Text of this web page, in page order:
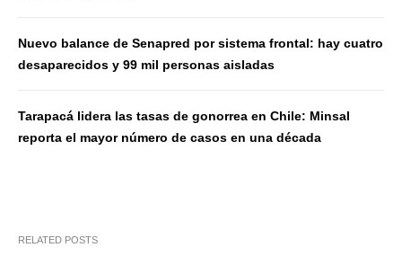
Nuevo balance de Senapred por sistema frontal: hay cuatro
desaparecidos y 99 mil personas aisladas
Tarapacá lidera las tasas de gonorrea en Chile: Minsal
reporta el mayor número de casos en una década
RELATED POSTS